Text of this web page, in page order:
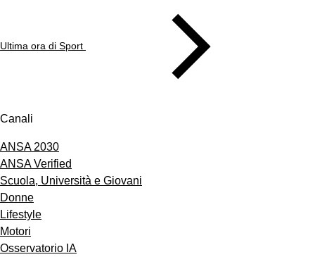
Ultima ora di Sport
Canali
ANSA 2030
ANSA Verified
Scuola, Università e Giovani
Donne
Lifestyle
Motori
Osservatorio IA